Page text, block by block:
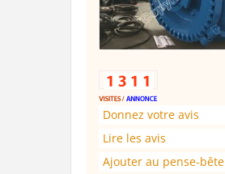
Donnez votre avis
Lire les avis
Ajouter au pense-bête